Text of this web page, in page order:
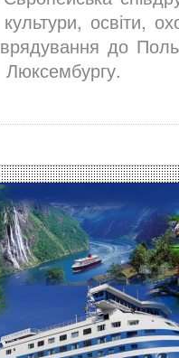
культури, освіти,
до
Люксембургу.